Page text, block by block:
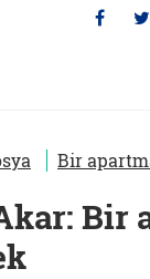
Bir
Bir